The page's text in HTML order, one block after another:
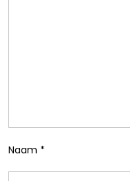
Naam *